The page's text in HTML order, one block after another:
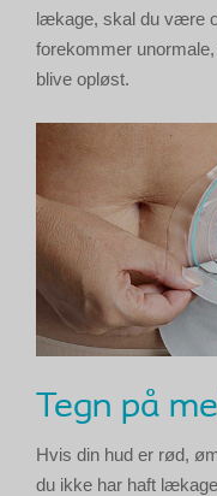
lækage, skal du være
forekommer
blive opløst.
Tegn på
Hvis din hud er rød,
du ikke har haft